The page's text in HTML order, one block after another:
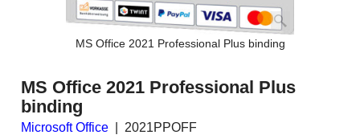
MS Office 2021 Professional Plus binding
MS Office 2021 Professional Plus
binding
Microsoft Office 2021PPOFF